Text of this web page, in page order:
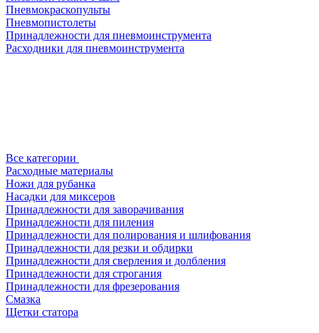
Пневмокраскопульты
Пневмопистолеты
Принадлежности для пневмоинструмента
Расходники для пневмоинструмента
Все категории
Расходные материалы
Ножи для рубанка
Насадки для миксеров
Принадлежности для заворачивания
Принадлежности для пиления
Принадлежности для полирования и шлифования
Принадлежности для резки и обдирки
Принадлежности для сверления и долбления
Принадлежности для строгания
Принадлежности для фрезерования
Смазка
Щетки статора